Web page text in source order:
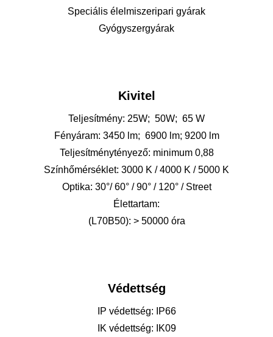
Speciális élelmiszeripari gyárak
Gyógyszergyárak
Kivitel
Teljesítmény: 25W; 50W; 65 W
Fényáram: 3450 lm; 6900 lm; 9200 lm
Teljesítménytényező: minimum 0,88
Színhőmérséklet: 3000 K / 4000 K / 5000 K
Optika: 30°/ 60° / 90° / 120° / Street
Élettartam:
(L70B50): > 50000 óra
Védettség
IP védettség: IP66
IK védettség: IK09